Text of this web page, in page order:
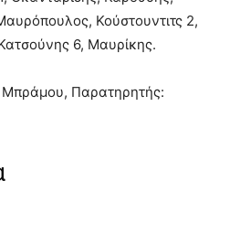
Κούστουντιτς 2,
Κατσούνης 6, Μαυρίκης.
Μπράμου, Παρατηρητής: